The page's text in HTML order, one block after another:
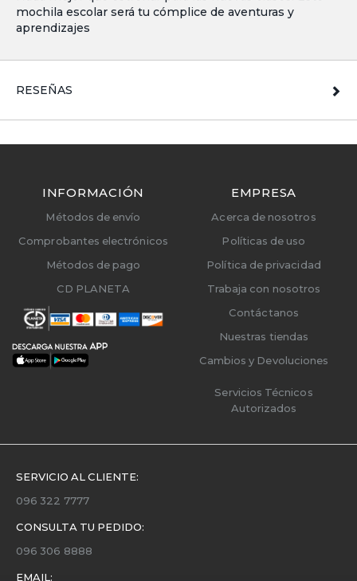
mochila escolar será tu cómplice de aventuras y
aprendizajes
RESEÑAS
INFORMACIÓN
Métodos de envío
Comprobantes electrónicos
Métodos de pago
CD PLANETA
EMPRESA
Acerca de nosotros
Políticas de uso
Política de privacidad
Trabaja con nosotros
Contáctanos
Nuestras tiendas
Cambios y Devoluciones
Servicios Técnicos
Autorizados
SERVICIO AL CLIENTE:
096 322 7777
CONSULTA TU PEDIDO:
096 306 8888
EMAIL: